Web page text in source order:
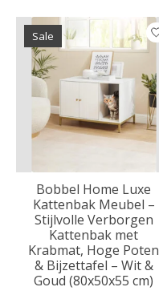
Sale
Bobbel Home Luxe
Kattenbak Meubel –
Stijlvolle Verborgen
Kattenbak met
Krabmat, Hoge Poten
& Bijzettafel – Wit &
Goud (80x50x55 cm)